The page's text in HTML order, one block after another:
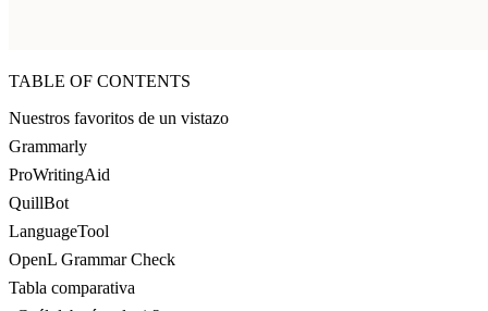
TABLE OF CONTENTS
Nuestros favoritos de un vistazo
Grammarly
ProWritingAid
QuillBot
LanguageTool
OpenL Grammar Check
Tabla comparativa